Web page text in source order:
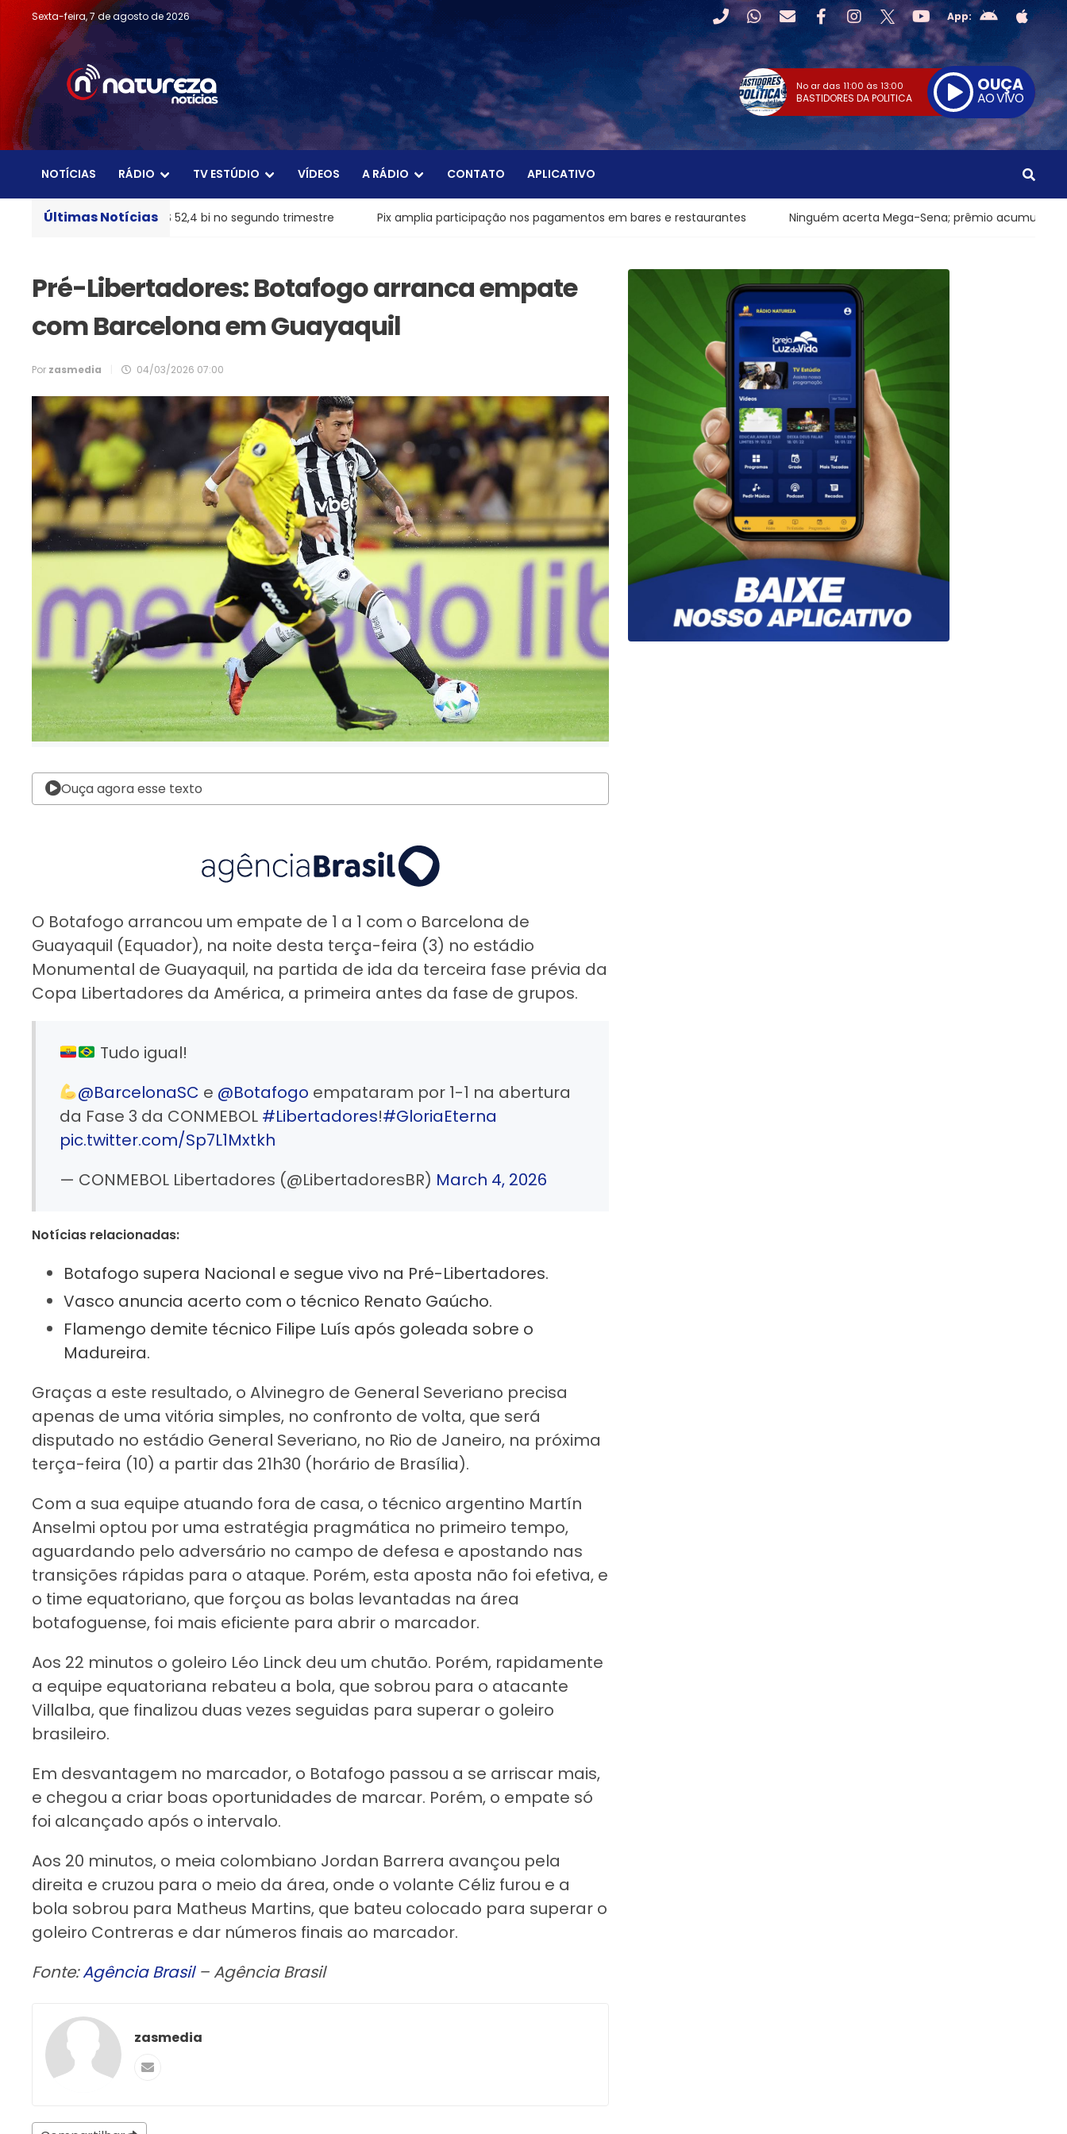
Sexta-feira, 7 de agosto de 2026 App:
No ar das 11:00 às 13:00
BASTIDORES DA POLITICA
OUÇA
AO VIVO
NOTÍCIAS RÁDIO TV ESTÚDIO VÍDEOS A RÁDIO CONTATO APLICATIVO
Últimas Notícias
de R$ 52,4 bi no segundo trimestre Pix amplia participação nos pagamentos em bares e restaurantes Ninguém acerta Mega-Sena; prêmio acumula para R$ 165 milhões
Pré-Libertadores: Botafogo arranca empate
com Barcelona em Guayaquil
Por zasmedia 04/03/2026 07:00
Ouça agora esse texto
O Botafogo arrancou um empate de 1 a 1 com o Barcelona de
Guayaquil (Equador), na noite desta terça-feira (3) no estádio
Monumental de Guayaquil, na partida de ida da terceira fase prévia da
Copa Libertadores da América, a primeira antes da fase de grupos.
Tudo igual!
@BarcelonaSC e @Botafogo empataram por 1-1 na abertura
da Fase 3 da CONMEBOL #Libertadores!#GloriaEterna
pic.twitter.com/Sp7L1Mxtkh
— CONMEBOL Libertadores (@LibertadoresBR) March 4, 2026
Notícias relacionadas:
Botafogo supera Nacional e segue vivo na Pré-Libertadores.
Vasco anuncia acerto com o técnico Renato Gaúcho.
Flamengo demite técnico Filipe Luís após goleada sobre o
Madureira.
Graças a este resultado, o Alvinegro de General Severiano precisa
apenas de uma vitória simples, no confronto de volta, que será
disputado no estádio General Severiano, no Rio de Janeiro, na próxima
terça-feira (10) a partir das 21h30 (horário de Brasília).
Com a sua equipe atuando fora de casa, o técnico argentino Martín
Anselmi optou por uma estratégia pragmática no primeiro tempo,
aguardando pelo adversário no campo de defesa e apostando nas
transições rápidas para o ataque. Porém, esta aposta não foi efetiva, e
o time equatoriano, que forçou as bolas levantadas na área
botafoguense, foi mais eficiente para abrir o marcador.
Aos 22 minutos o goleiro Léo Linck deu um chutão. Porém, rapidamente
a equipe equatoriana rebateu a bola, que sobrou para o atacante
Villalba, que finalizou duas vezes seguidas para superar o goleiro
brasileiro.
Em desvantagem no marcador, o Botafogo passou a se arriscar mais,
e chegou a criar boas oportunidades de marcar. Porém, o empate só
foi alcançado após o intervalo.
Aos 20 minutos, o meia colombiano Jordan Barrera avançou pela
direita e cruzou para o meio da área, onde o volante Céliz furou e a
bola sobrou para Matheus Martins, que bateu colocado para superar o
goleiro Contreras e dar números finais ao marcador.
Fonte:Agência Brasil– Agência Brasil
zasmedia